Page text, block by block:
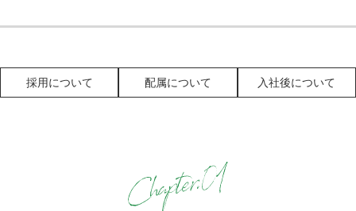
採用について 配属について 入社後について